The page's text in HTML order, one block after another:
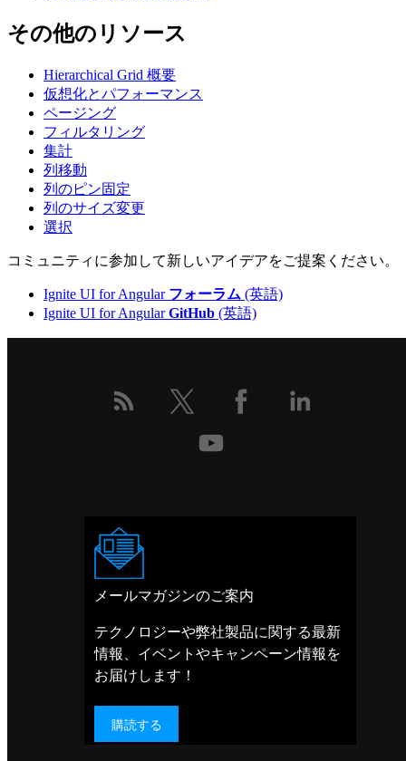
その他のリソース
Hierarchical Grid 概要
仮想化とパフォーマンス
ページング
フィルタリング
集計
列移動
列のピン固定
列のサイズ変更
選択
コミュニティに参加して新しいアイデアをご提案ください。
Ignite UI for Angular フォーラム (英語)
Ignite UI for AngularGitHub (英語)
メールマガジンのご案内
テクノロジーや弊社製品に関する最新
情報、イベントやキャンペーン情報を
お届けします！
購読する